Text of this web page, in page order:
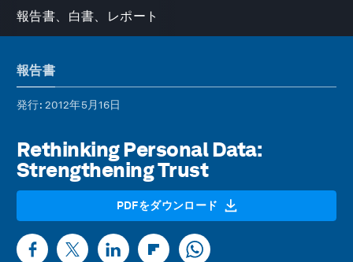
報告書、白書、レポート
報告書
発行: 2012年5月16日
Rethinking Personal Data:
Strengthening Trust
PDFをダウンロード